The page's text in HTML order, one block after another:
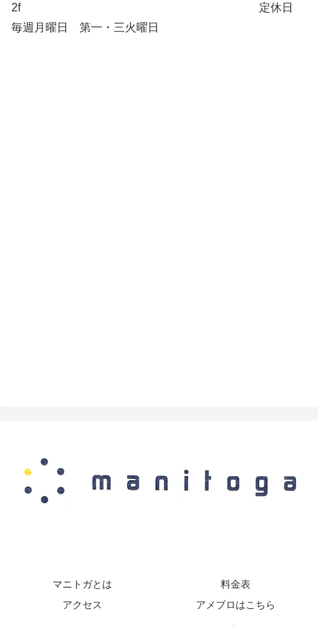
2f 定休日
毎週月曜日 第一・三火曜日
マニトガとは
料金表
アクセス
アメブロはこちら